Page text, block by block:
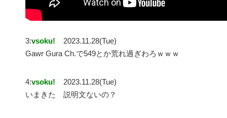
3:vsoku!
2023.11.28(Tue)
Gawr Gura Ch.で549とか荒れ過ぎわろｗｗｗ
4:vsoku!
2023.11.28(Tue)
いまきた 説明文ないの？